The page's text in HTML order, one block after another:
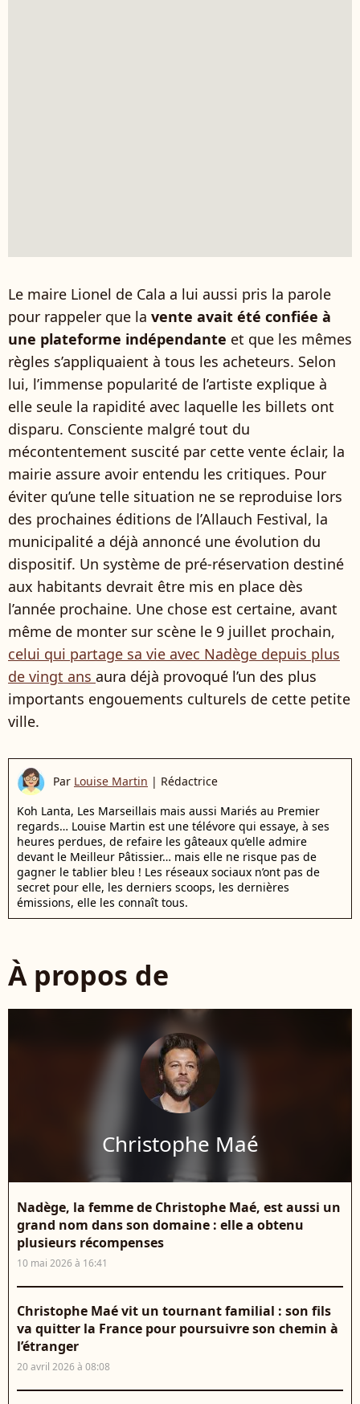
Le maire Lionel de Cala a lui aussi pris la parole
pour rappeler que la vente avait été confiée à
une plateforme indépendante et que les mêmes
règles s’appliquaient à tous les acheteurs. Selon
lui, l’immense popularité de l’artiste explique à
elle seule la rapidité avec laquelle les billets ont
disparu. Consciente malgré tout du
mécontentement suscité par cette vente éclair, la
mairie assure avoir entendu les critiques. Pour
éviter qu’une telle situation ne se reproduise lors
des prochaines éditions de l’Allauch Festival, la
municipalité a déjà annoncé une évolution du
dispositif. Un système de pré-réservation destiné
aux habitants devrait être mis en place dès
l’année prochaine. Une chose est certaine, avant
même de monter sur scène le 9 juillet prochain,
celui qui partage sa vie avec Nadège depuis plus
de vingt ans aura déjà provoqué l’un des plus
importants engouements culturels de cette petite
ville.
Par Louise Martin | Rédactrice
Koh Lanta, Les Marseillais mais aussi Mariés au Premier
regards… Louise Martin est une télévore qui essaye, à ses
heures perdues, de refaire les gâteaux qu’elle admire
devant le Meilleur Pâtissier… mais elle ne risque pas de
gagner le tablier bleu ! Les réseaux sociaux n’ont pas de
secret pour elle, les derniers scoops, les dernières
émissions, elle les connaît tous.
À propos de
Christophe Maé
Nadège, la femme de Christophe Maé, est aussi un
grand nom dans son domaine : elle a obtenu
plusieurs récompenses
10 mai 2026 à 16:41
Christophe Maé vit un tournant familial : son fils
va quitter la France pour poursuivre son chemin à
l’étranger
20 avril 2026 à 08:08